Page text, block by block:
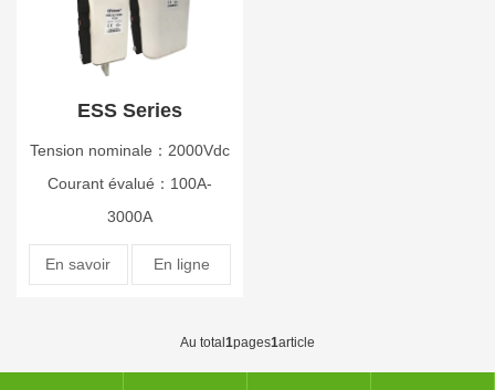
ESS Series
Tension nominale：2000Vdc
Courant évalué：100A-
3000A
En savoir En ligne
Au total1pages1article